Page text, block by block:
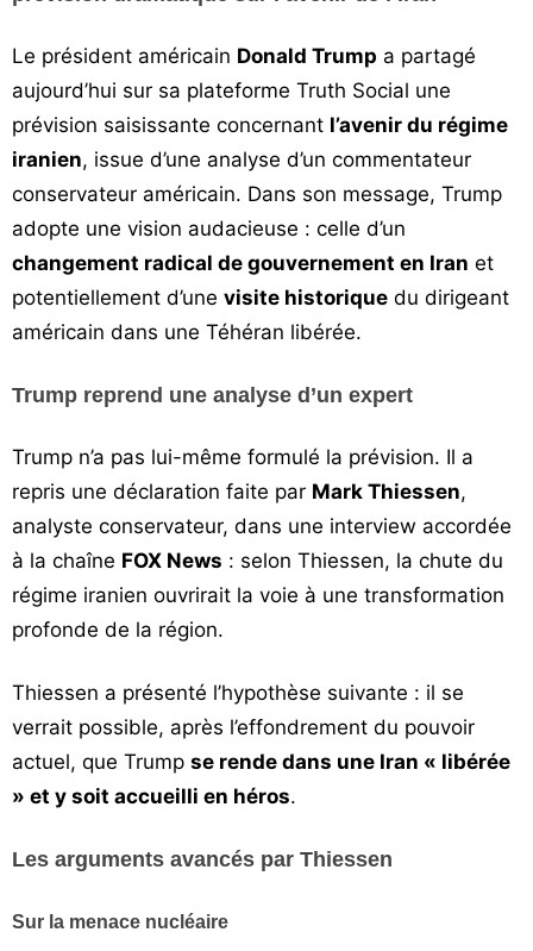
chroniques
Les
bonnes
adresses
Le président américain Donald Trump a partagé
aujourd’hui sur sa plateforme Truth Social une
prévision saisissante concernant l’avenir du régime
iranien, issue d’une analyse d’un commentateur
conservateur américain. Dans son message, Trump
adopte une vision audacieuse : celle d’un
changement radical de gouvernement en Iran et
potentiellement d’une visite historique du dirigeant
américain dans une Téhéran libérée.
Trump reprend une analyse d’un expert
Trump n’a pas lui-même formulé la prévision. Il a
repris une déclaration faite par Mark Thiessen,
analyste conservateur, dans une interview accordée
à la chaîne FOX News : selon Thiessen, la chute du
régime iranien ouvrirait la voie à une transformation
profonde de la région.
Thiessen a présenté l’hypothèse suivante : il se
verrait possible, après l’effondrement du pouvoir
actuel, que Trump se rende dans une Iran « libérée
» et y soit accueilli en héros.
Les arguments avancés par Thiessen
Sur la menace nucléaire